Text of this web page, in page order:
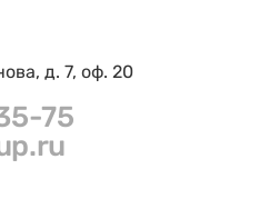
д. 7, оф. 20
75